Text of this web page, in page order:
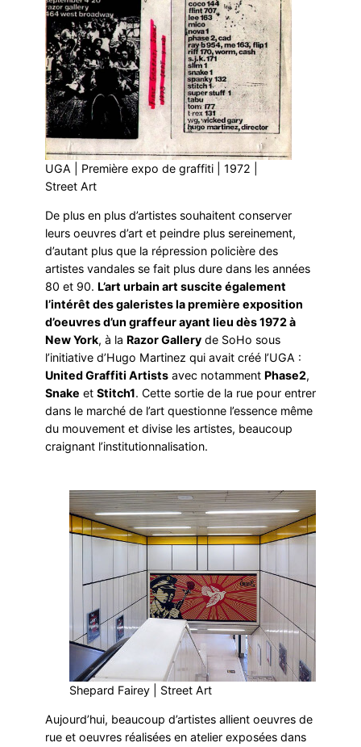
UGA | Première expo de graffiti | 1972 |
Street Art
De plus en plus d’artistes souhaitent conserver
leurs oeuvres d’art et peindre plus sereinement,
d’autant plus que la répression policière des
artistes vandales se fait plus dure dans les années
80 et 90. L’art urbain art suscite également
l’intérêt des galeristes la première exposition
d’oeuvres d’un graffeur ayant lieu dès 1972 à
New York, à la Razor Gallery de SoHo sous
l’initiative d’Hugo Martinez qui avait créé l’UGA :
United Graffiti Artists avec notamment Phase2,
Snake et Stitch1. Cette sortie de la rue pour entrer
dans le marché de l’art questionne l’essence même
du mouvement et divise les artistes, beaucoup
craignant l’institutionnalisation.
Shepard Fairey | Street Art
Aujourd’hui, beaucoup d’artistes allient oeuvres de
rue et oeuvres réalisées en atelier exposées dans